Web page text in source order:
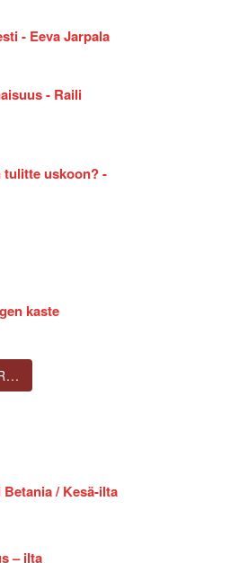
- Eeva Jarpala
- Raili
tulitte uskoon? -
kaste
/ Kesä-ilta
– ilta